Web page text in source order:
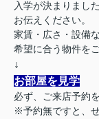
入学が決まりまし
お伝えください。
家賃・広さ・設備
希望に合う物件を
↓
お部屋を見学
必ず、ご来店予約
※予約無ですと、